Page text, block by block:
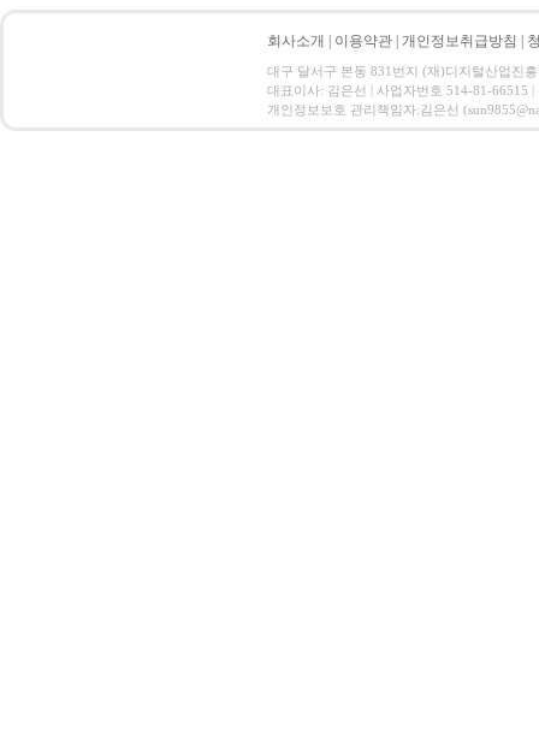
회사소개 이용약관 개인정보취급방침
대구 달서구 본동 831번지 (재)디지털산업진
대표이사: 김은선 | 사업자번호 514-81-66515
개인정보보호 관리책임자:김은선